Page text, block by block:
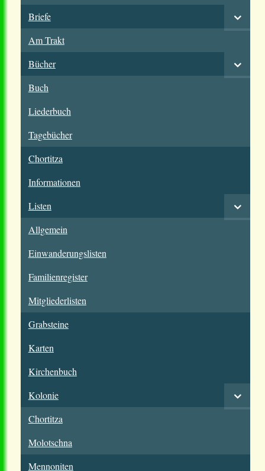
Briefe
Am Trakt
Bücher
Buch
Liederbuch
Tagebücher
Chortitza
Informationen
Listen
Allgemein
Einwanderungslisten
Familienregister
Mitgliederlisten
Grabsteine
Karten
Kirchenbuch
Kolonie
Chortitza
Molotschna
Mennoniten